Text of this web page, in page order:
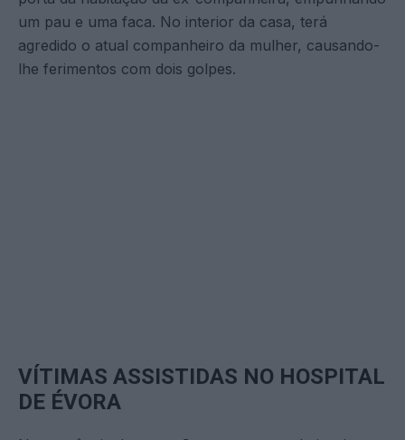
um pau e uma faca. No interior da casa, terá
agredido o atual companheiro da mulher, causando-
lhe ferimentos com dois golpes.
VÍTIMAS ASSISTIDAS NO HOSPITAL
DE ÉVORA